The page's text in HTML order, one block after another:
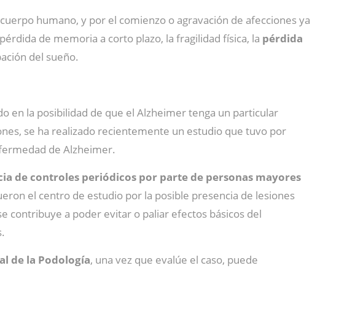
humano, y por el comienzo o agravación de afecciones ya
de memoria a corto plazo, la fragilidad física, la pérdida
del sueño.
en la posibilidad de que el Alzheimer tenga un particular
se ha realizado recientemente un estudio que tuvo por
de Alzheimer.
de controles periódicos por parte de personas mayores
el centro de estudio por la posible presencia de lesiones
contribuye a poder evitar o paliar efectos básicos del
de la Podología, una vez que evalúe el caso, puede